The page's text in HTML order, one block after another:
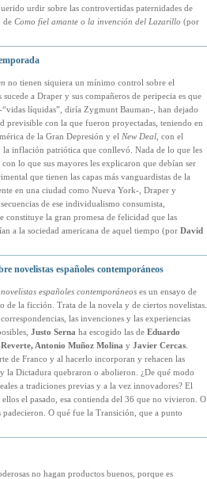
urdir sobre las controvertidas paternidades de
de Como fiel amante o la invención del Lazarillo (por
no tienen siquiera un mínimo control sobre el
a Draper y sus compañeros de peripecia es que
líquidas”, diría Zygmunt Bauman-, han dejado
previsible con la que fueron proyectadas, teniendo en
de la Gran Depresión y el New Deal, con el
la inflación patriótica que conllevó. Nada de lo que les
lo que sus mayores les explicaron que debían ser
que tienen las capas más vanguardistas de la
en una ciudad como Nueva York-, Draper y
de ese individualismo consumista,
constituye la gran promesa de felicidad que las
a la sociedad americana de aquel tiempo (por David
novelistas españoles contemporáneos
españoles contemporáneoses un ensayo de
de la ficción. Trata de la novela y de ciertos novelistas.
las invenciones y las experiencias
Justo Serna ha escogido las de Eduardo
Antonio Muñoz Molina y Javier Cercas.
de Franco y al hacerlo incorporan y rehacen las
la Dictadura quebraron o abolieron. ¿De qué modo
a tradiciones previas y a la vez innovadores? El
el pasado, esa contienda del 36 que no vivieron. O
O qué fue la Transición, que a punto
no hagan productos buenos, porque es